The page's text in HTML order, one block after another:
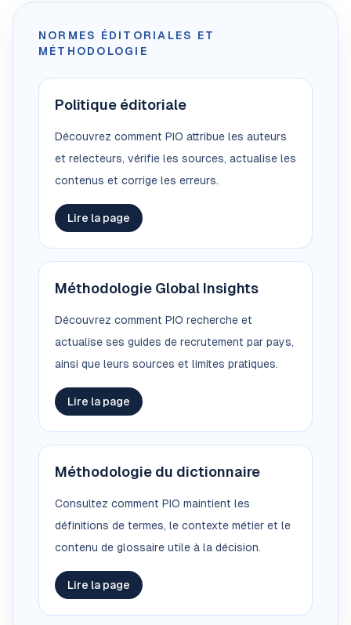
NORMES ÉDITORIALES ET
MÉTHODOLOGIE
Politique éditoriale
Découvrez comment PIO attribue les auteurs
et relecteurs, vérifie les sources, actualise les
contenus et corrige les erreurs.
Lire la page
Méthodologie Global Insights
Découvrez comment PIO recherche et
actualise ses guides de recrutement par pays,
ainsi que leurs sources et limites pratiques.
Lire la page
Méthodologie du dictionnaire
Consultez comment PIO maintient les
définitions de termes, le contexte métier et le
contenu de glossaire utile à la décision.
Lire la page